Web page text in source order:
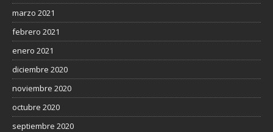
marzo 2021
febrero 2021
enero 2021
diciembre 2020
noviembre 2020
octubre 2020
septiembre 2020